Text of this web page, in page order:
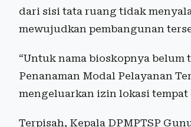
dari sisi tata ruang tidak
mewujudkan pembangunan
“Untuk nama bioskopnya belum
Penanaman Modal Pelayanan
mengeluarkan izin lokasi
Terpisah, Kepala DPMPTSP